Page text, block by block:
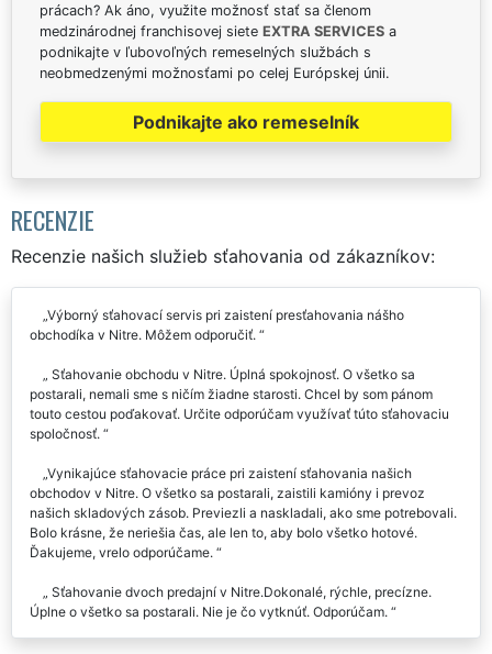
prácach? Ak áno, využite možnosť stať sa členom
medzinárodnej franchisovej siete EXTRA SERVICES a
podnikajte v ľubovoľných remeselných službách s
neobmedzenými možnosťami po celej Európskej únii.
Podnikajte ako remeselník
RECENZIE
Recenzie našich služieb sťahovania od zákazníkov:
Výborný sťahovací servis pri zaistení presťahovania nášho
obchodíka v Nitre. Môžem odporučiť.
Sťahovanie obchodu v Nitre. Úplná spokojnosť. O všetko sa
postarali, nemali sme s ničím žiadne starosti. Chcel by som pánom
touto cestou poďakovať. Určite odporúčam využívať túto sťahovaciu
spoločnosť.
Vynikajúce sťahovacie práce pri zaistení sťahovania našich
obchodov v Nitre. O všetko sa postarali, zaistili kamióny i prevoz
našich skladových zásob. Previezli a naskladali, ako sme potrebovali.
Bolo krásne, že neriešia čas, ale len to, aby bolo všetko hotové.
Ďakujeme, vrelo odporúčame.
Sťahovanie dvoch predajní v Nitre.Dokonalé, rýchle, precízne.
Úplne o všetko sa postarali. Nie je čo vytknúť. Odporúčam.